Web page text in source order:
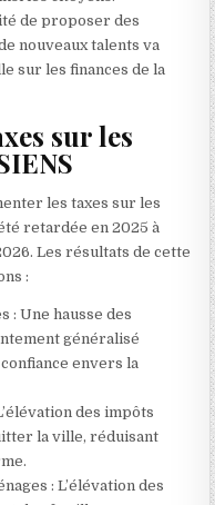
de proposer des
nouveaux talents va
sur les finances de la
sur les
les taxes sur les
retardée en 2025 à
Les résultats de cette
:
: Une hausse des
généralisé
envers la
des impôts
la ville, réduisant
: L’élévation des